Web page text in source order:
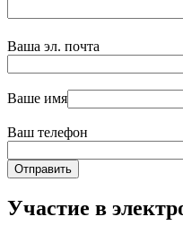
Ваша эл. почта
Ваше имя
Ваш телефон
Участие в